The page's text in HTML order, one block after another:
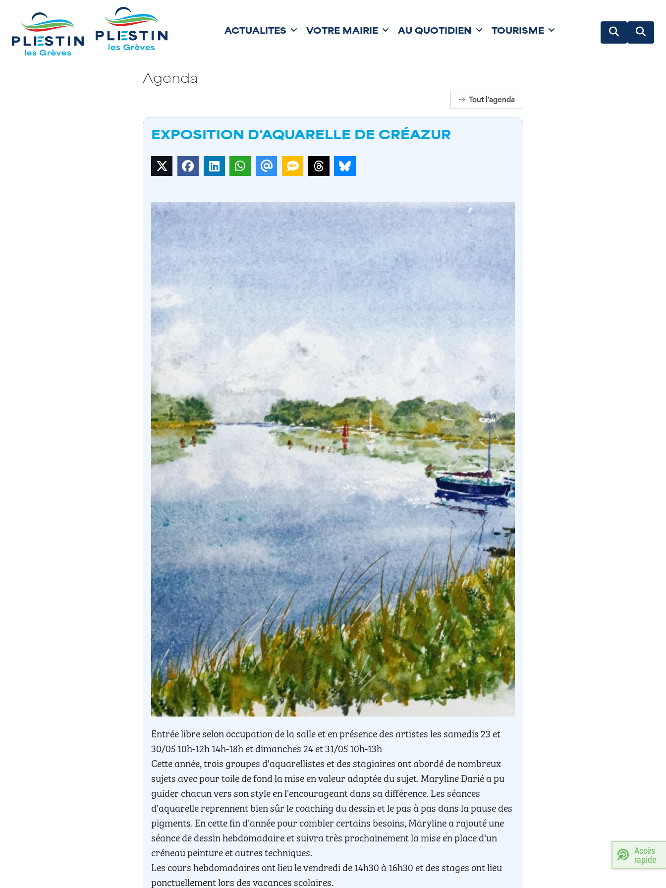
ACTUALITÉS VOTRE MAIRIE AU QUOTIDIEN TOURISME
Agenda
Tout l'agenda
EXPOSITION D'AQUARELLE DE CRÉAZUR
Entrée libre selon occupation de la salle et en présence des artistes les samedis 23 et
30/05 10h-12h 14h-18h et dimanches 24 et 31/05 10h-13h
Cette année, trois groupes d'aquarellistes et des stagiaires ont abordé de nombreux
sujets avec pour toile de fond la mise en valeur adaptée du sujet. Maryline Darié a pu
guider chacun vers son style en l'encourageant dans sa différence. Les séances
d'aquarelle reprennent bien sûr le coaching du dessin et le pas à pas dans la pause des
pigments. En cette fin d'année pour combler certains besoins, Maryline a rajouté une
séance de dessin hebdomadaire et suivra très prochainement la mise en place d'un
créneau peinture et autres techniques.
Les cours hebdomadaires ont lieu le vendredi de 14h30 à 16h30 et des stages ont lieu
ponctuellement lors des vacances scolaires.
Accès
rapide